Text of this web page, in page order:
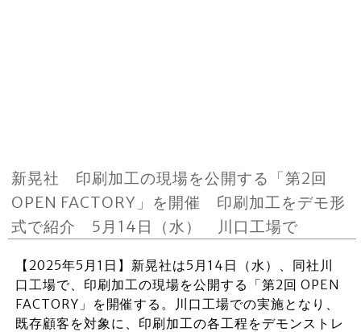
新晃社 印刷加工の現場を公開する「第2回
OPEN FACTORY」を開催 印刷加工をデモ形
式で紹介 5月14日（水） 川口工場で
【2025年5月1日】新晃社は5月14日（水）、同社川
口工場で、印刷加工の現場を公開する「第2回 OPEN
FACTORY」を開催する。川口工場での実施となり、
既存顧客を対象に、印刷加工の各工程をデモンストレ